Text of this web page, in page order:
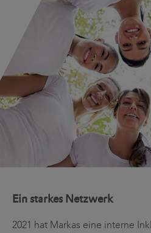
Ein starkes Netzwerk
2021 hat Markas eine interne